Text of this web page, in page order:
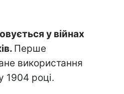
у війнах
Перше
використання
1904 році.